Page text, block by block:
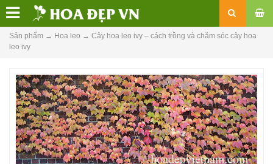
Sản phẩm → Hoa leo → Cây hoa leo ivy – cách trồng và chăm sóc cây hoa
leo ivy